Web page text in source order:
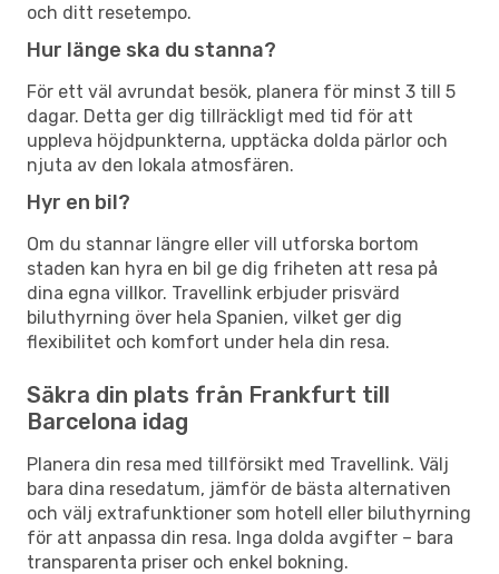
och ditt resetempo.
Hur länge ska du stanna?
För ett väl avrundat besök, planera för minst 3 till 5
dagar. Detta ger dig tillräckligt med tid för att
uppleva höjdpunkterna, upptäcka dolda pärlor och
njuta av den lokala atmosfären.
Hyr en bil?
Om du stannar längre eller vill utforska bortom
staden kan hyra en bil ge dig friheten att resa på
dina egna villkor. Travellink erbjuder prisvärd
biluthyrning över hela Spanien, vilket ger dig
flexibilitet och komfort under hela din resa.
Säkra din plats från Frankfurt till
Barcelona idag
Planera din resa med tillförsikt med Travellink. Välj
bara dina resedatum, jämför de bästa alternativen
och välj extrafunktioner som hotell eller biluthyrning
för att anpassa din resa. Inga dolda avgifter – bara
transparenta priser och enkel bokning.